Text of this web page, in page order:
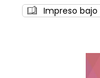
Impreso